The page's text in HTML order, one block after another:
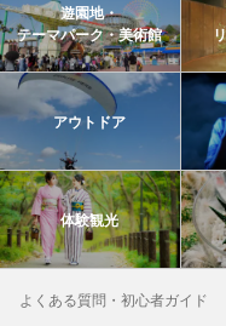
遊園地・
テーマパーク・美術館
アウトドア
体験観光
よくある質問・初心者ガイド